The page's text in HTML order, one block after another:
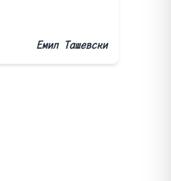
Емил Ташевски